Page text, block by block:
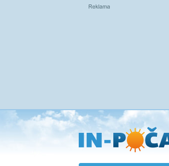
Přejít
na
hlavní
obsah